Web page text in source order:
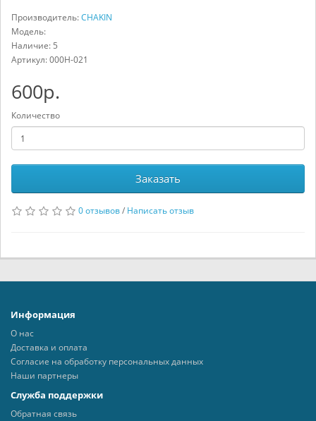
Производитель:CHAKIN
Модель:
Наличие: 5
Артикул:000H-021
600р.
Количество
Заказать
0 отзывов/ Написать отзыв
Информация
О нас
Доставка и оплата
Согласие на обработку персональных данных
Наши партнеры
Служба поддержки
Обратная связь